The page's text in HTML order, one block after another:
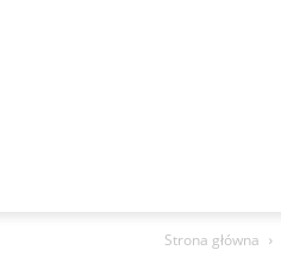
Strona główna